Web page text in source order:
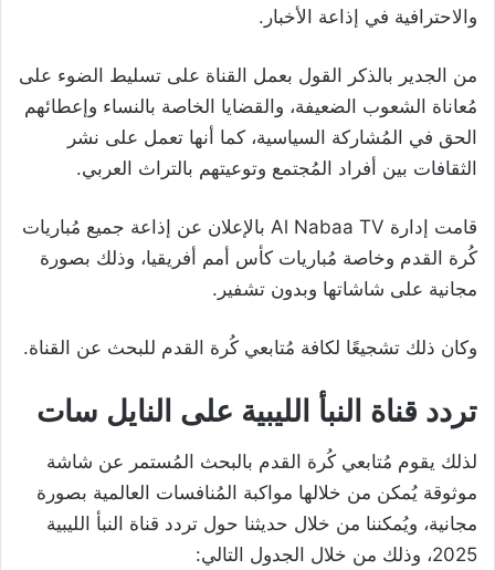
والاحترافية في إذاعة الأخبار.
من الجدير بالذكر القول بعمل القناة على تسليط الضوء على
مُعاناة الشعوب الضعيفة، والقضايا الخاصة بالنساء وإعطائهم
الحق في المُشاركة السياسية، كما أنها تعمل على نشر
الثقافات بين أفراد المُجتمع وتوعيتهم بالتراث العربي.
قامت إدارة Al Nabaa TV بالإعلان عن إذاعة جميع مُباريات
كُرة القدم وخاصة مُباريات كأس أمم أفريقيا، وذلك بصورة
مجانية على شاشاتها وبدون تشفير.
وكان ذلك تشجيعًا لكافة مُتابعي كُرة القدم للبحث عن القناة.
تردد قناة النبأ الليبية على النايل سات
لذلك يقوم مُتابعي كُرة القدم بالبحث المُستمر عن شاشة
موثوقة يُمكن من خلالها مواكبة المُنافسات العالمية بصورة
مجانية، ويُمكننا من خلال حديثنا حول تردد قناة النبأ الليبية
2025، وذلك من خلال الجدول التالي: